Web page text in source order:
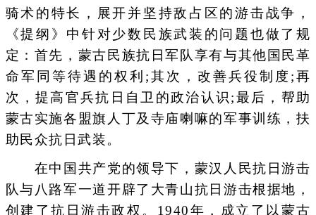
骑术的特长，展开并坚持敌占区的游击战争，
《提纲》中针对少数民族武装的问题也做了规
定：首先，蒙古民族抗日军队享有与其他国民革
命军同等待遇的权利;其次，改善兵役制度;再
次，提高官兵抗日自卫的政治认识;最后，帮助
蒙古实施各盟旗人丁及寺庙喇嘛的军事训练，扶
助民众抗日武装。
在中国共产党的领导下，蒙汉人民抗日游击
队与八路军一道开辟了大青山抗日游击根据地，
创建了抗日游击政权。1940年，成立了以蒙古